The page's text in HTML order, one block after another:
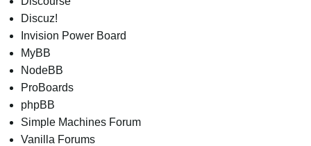
Discuz!
Invision Power Board
MyBB
NodeBB
ProBoards
phpBB
Simple Machines Forum
Vanilla Forums